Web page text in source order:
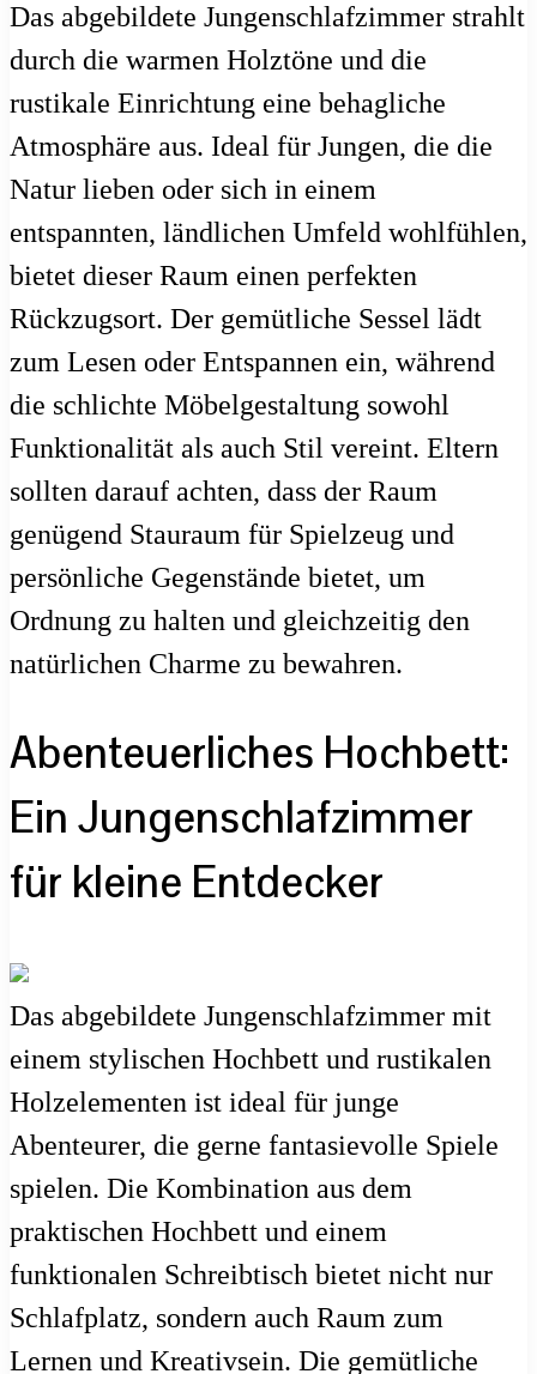
Das abgebildete Jungenschlafzimmer strahlt
durch die warmen Holztöne und die
rustikale Einrichtung eine behagliche
Atmosphäre aus. Ideal für Jungen, die die
Natur lieben oder sich in einem
entspannten, ländlichen Umfeld wohlfühlen,
bietet dieser Raum einen perfekten
Rückzugsort. Der gemütliche Sessel lädt
zum Lesen oder Entspannen ein, während
die schlichte Möbelgestaltung sowohl
Funktionalität als auch Stil vereint. Eltern
sollten darauf achten, dass der Raum
genügend Stauraum für Spielzeug und
persönliche Gegenstände bietet, um
Ordnung zu halten und gleichzeitig den
natürlichen Charme zu bewahren.
Abenteuerliches Hochbett:
Ein Jungenschlafzimmer
für kleine Entdecker
Das abgebildete Jungenschlafzimmer mit
einem stylischen Hochbett und rustikalen
Holzelementen ist ideal für junge
Abenteurer, die gerne fantasievolle Spiele
spielen. Die Kombination aus dem
praktischen Hochbett und einem
funktionalen Schreibtisch bietet nicht nur
Schlafplatz, sondern auch Raum zum
Lernen und Kreativsein. Die gemütliche